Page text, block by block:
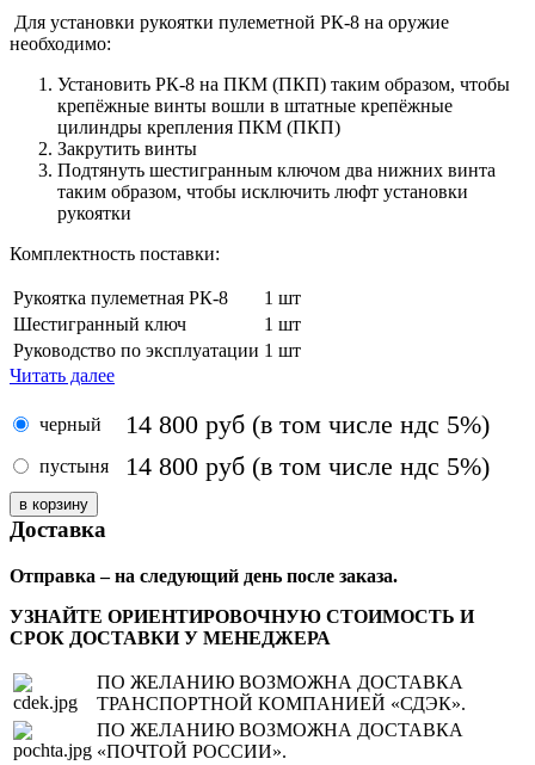
Для установки рукоятки пулеметной РК-8 на оружие
необходимо:
Установить РК-8 на ПКМ (ПКП) таким образом, чтобы
крепёжные винты вошли в штатные крепёжные
цилиндры крепления ПКМ (ПКП)
Закрутить винты
Подтянуть шестигранным ключом два нижних винта
таким образом, чтобы исключить люфт установки
рукоятки
Комплектность поставки:
Рукоятка пулеметная РК-8
1 шт
Шестигранный ключ
1 шт
Руководство по эксплуатации 1 шт
Читать далее
черный 14 800 руб (в том числе ндс 5%)
пустыня 14 800 руб (в том числе ндс 5%)
Доставка
Отправка – на следующий день после заказа.
УЗНАЙТЕ ОРИЕНТИРОВОЧНУЮ СТОИМОСТЬ И
СРОК ДОСТАВКИ У МЕНЕДЖЕРА
ПО ЖЕЛАНИЮ ВОЗМОЖНА ДОСТАВКА
ТРАНСПОРТНОЙ КОМПАНИЕЙ «СДЭК».
ПО ЖЕЛАНИЮ ВОЗМОЖНА ДОСТАВКА
«ПОЧТОЙ РОССИИ».